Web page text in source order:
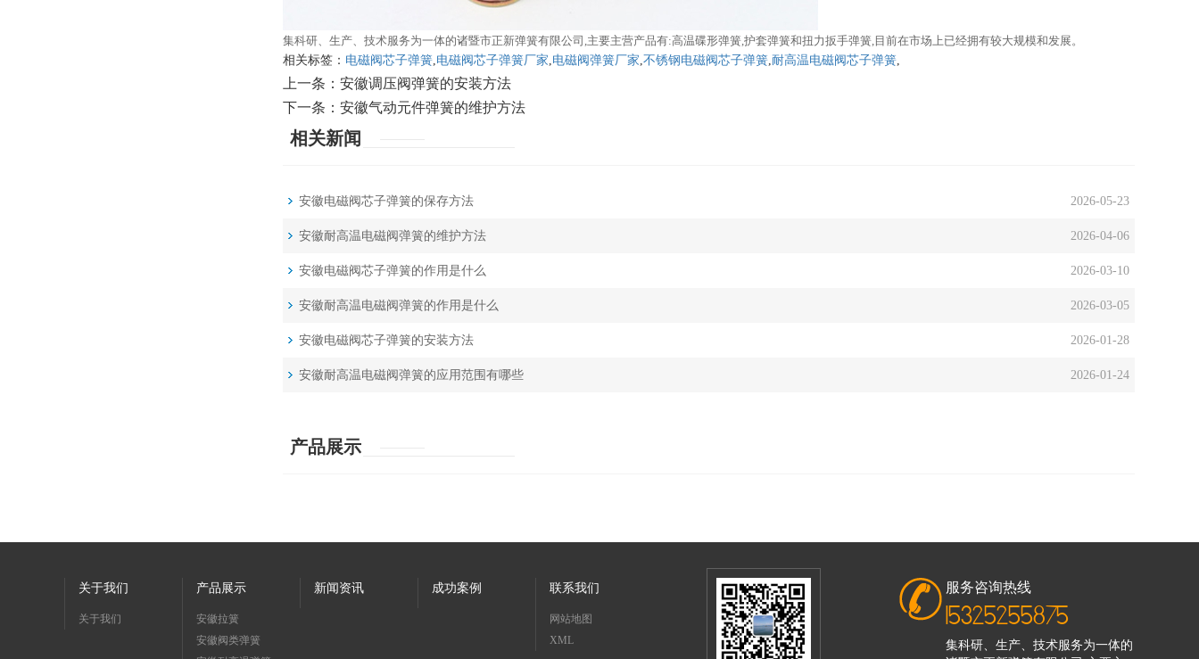
集科研、生产、技术服务为一体的诸暨市正新弹簧有限公司,主要主营产品有:高温碟形弹簧,护套弹簧和扭力扳手弹簧,目前在市场上已经拥有较大规模和发展。
相关标签： 电磁阀芯子弹簧,电磁阀芯子弹簧厂家,电磁阀弹簧厂家,不锈钢电磁阀芯子弹簧,耐高温电磁阀芯子弹簧,
上一条： 安徽调压阀弹簧的安装方法
下一条： 安徽气动元件弹簧的维护方法
相关新闻
安徽电磁阀芯子弹簧的保存方法 2026-05-23
安徽耐高温电磁阀弹簧的维护方法 2026-04-06
安徽电磁阀芯子弹簧的作用是什么 2026-03-10
安徽耐高温电磁阀弹簧的作用是什么 2026-03-05
安徽电磁阀芯子弹簧的安装方法 2026-01-28
安徽耐高温电磁阀弹簧的应用范围有哪些 2026-01-24
产品展示
关于我们
关于我们
产品展示
安徽拉簧
安徽阀类弹簧
新闻资讯 成功案例 联系我们
网站地图
XML
服务咨询热线
15325255875
集科研、生产、技术服务为一体的